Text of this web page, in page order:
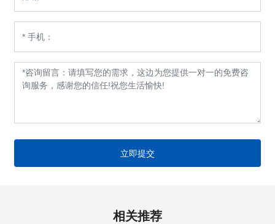
立即提交
相关推荐